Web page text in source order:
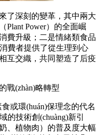
了深刻的變革，其中兩大
Plant Power）的全面崛
費升級；二是情緒類食品
費者提供了從生理到心
互交織，共同塑造了后疫
戰(zhàn)略轉型
或環(huán)保理念的代名
的技術創(chuàng)新引
、植物肉）的普及度大幅